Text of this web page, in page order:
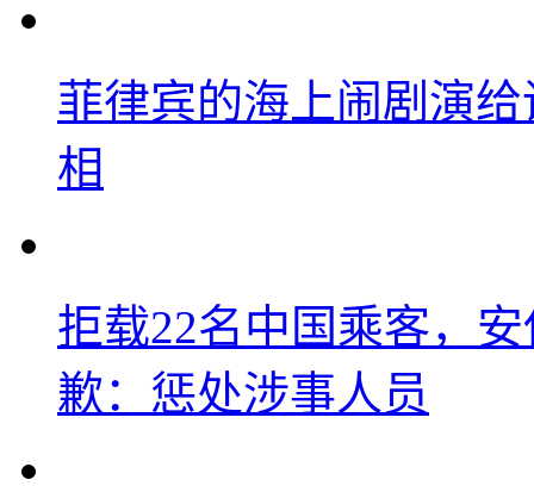
菲律宾的海上闹剧演
相
拒载22名中国乘客，
歉：惩处涉事人员